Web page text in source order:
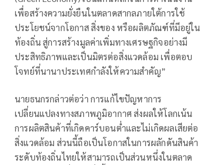
เพื่อสร้างความยั่งยืนในตลาดสากลภายใต้การใช้
ประโยชน์จากโอกาส สิ่งของ หรือผลิตภัณฑ์ที่มีอยู่ใน
ท้องถิ่น สู่การสร้างมูลค่าเพิ่มทางเศรษฐกิจอย่างมี
ประสิทธิภาพและเป็นมิตรต่อสิ่งแวดล้อม เพื่อตอบ
โจทย์ที่นานาประเทศกำลังให้ความสำคัญ”
นายธนกรกล่าวต่อว่า การแก้ไขปัญหาการ
เปลี่ยนแปลงทางสภาพภูมิอากาศ ส่งผลให้โลกเน้น
การผลิตสินค้าที่เกิดคาร์บอนต่ำและไม่เกิดผลเสียต่อ
สิ่งแวดล้อม ส่วนนี้ถือเป็นโอกาสในการผลักดันสินค้า
ระดับท้องถิ่นไทยให้สามารถเป็นส่วนหนึ่งในตลาด